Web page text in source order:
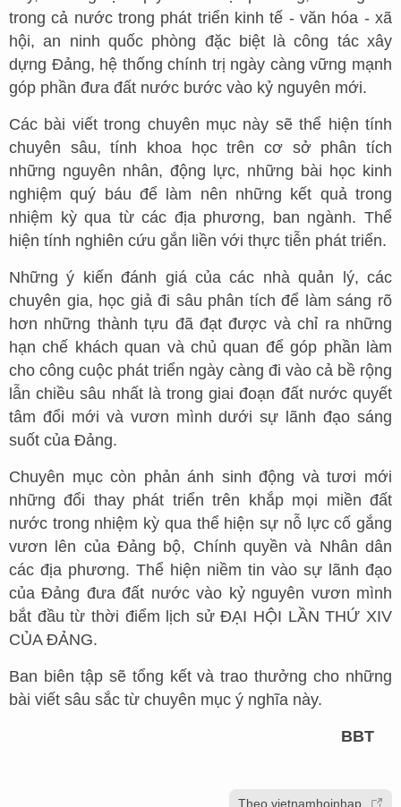
trong cả nước trong phát triển kinh tế - văn hóa - xã
hội, an ninh quốc phòng đặc biệt là công tác xây
dựng Đảng, hệ thống chính trị ngày càng vững mạnh
góp phần đưa đất nước bước vào kỷ nguyên mới.
Các bài viết trong chuyên mục này sẽ thể hiện tính
chuyên sâu, tính khoa học trên cơ sở phân tích
những nguyên nhân, động lực, những bài học kinh
nghiệm quý báu để làm nên những kết quả trong
nhiệm kỳ qua từ các địa phương, ban ngành. Thể
hiện tính nghiên cứu gắn liền với thực tiễn phát triển.
Những ý kiến đánh giá của các nhà quản lý, các
chuyên gia, học giả đi sâu phân tích để làm sáng rõ
hơn những thành tựu đã đạt được và chỉ ra những
hạn chế khách quan và chủ quan để góp phần làm
cho công cuộc phát triển ngày càng đi vào cả bề rộng
lẫn chiều sâu nhất là trong giai đoạn đất nước quyết
tâm đổi mới và vươn mình dưới sự lãnh đạo sáng
suốt của Đảng.
Chuyên mục còn phản ánh sinh động và tươi mới
những đổi thay phát triển trên khắp mọi miền đất
nước trong nhiệm kỳ qua thể hiện sự nỗ lực cố gắng
vươn lên của Đảng bộ, Chính quyền và Nhân dân
các địa phương. Thể hiện niềm tin vào sự lãnh đạo
của Đảng đưa đất nước vào kỷ nguyên vươn mình
bắt đầu từ thời điểm lịch sử ĐẠI HỘI LẦN THỨ XIV
CỦA ĐẢNG.
Ban biên tập sẽ tổng kết và trao thưởng cho những
bài viết sâu sắc từ chuyên mục ý nghĩa này.
BBT
Theo vietnamhoinhap